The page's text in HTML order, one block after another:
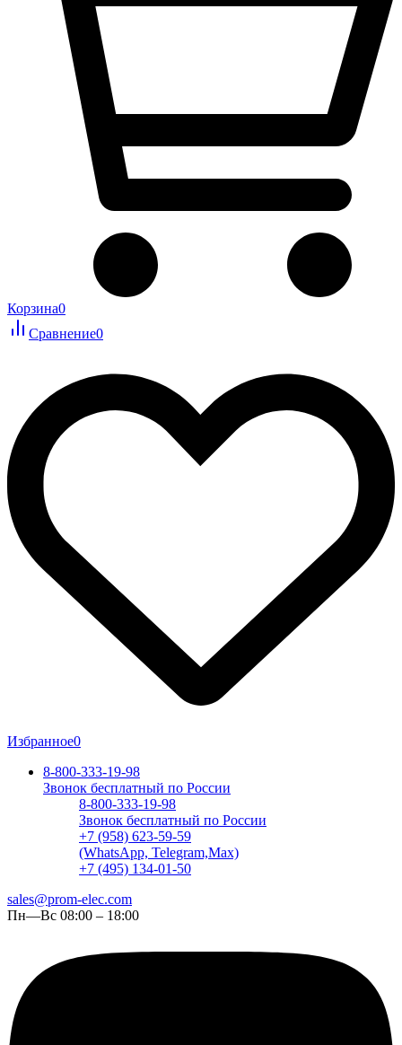
Корзина0
Сравнение0
Избранное0
8-800-333-19-98
Звонок бесплатный по России
8-800-333-19-98
Звонок бесплатный по России
+7 (958) 623-59-59
(WhatsApp, Telegram,Max)
+7 (495) 134-01-50
sales@prom-elec.com
Пн—Вс 08:00 – 18:00